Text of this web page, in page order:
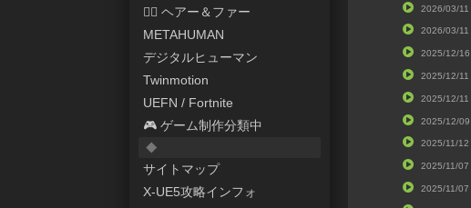
2026/03/11
2026/03/11
2025/12/16
2025/12/11
2025/12/11
2025/12/09
2025/11/12
2025/11/07
2025/11/07
💇‍♀️ ヘアー＆ファー
METAHUMAN
デジタルヒューマン
Twinmotion
UEFN / Fortnite
🎮 ゲーム制作分類中
◆
サイトマップ
X-UE5攻略インフォ